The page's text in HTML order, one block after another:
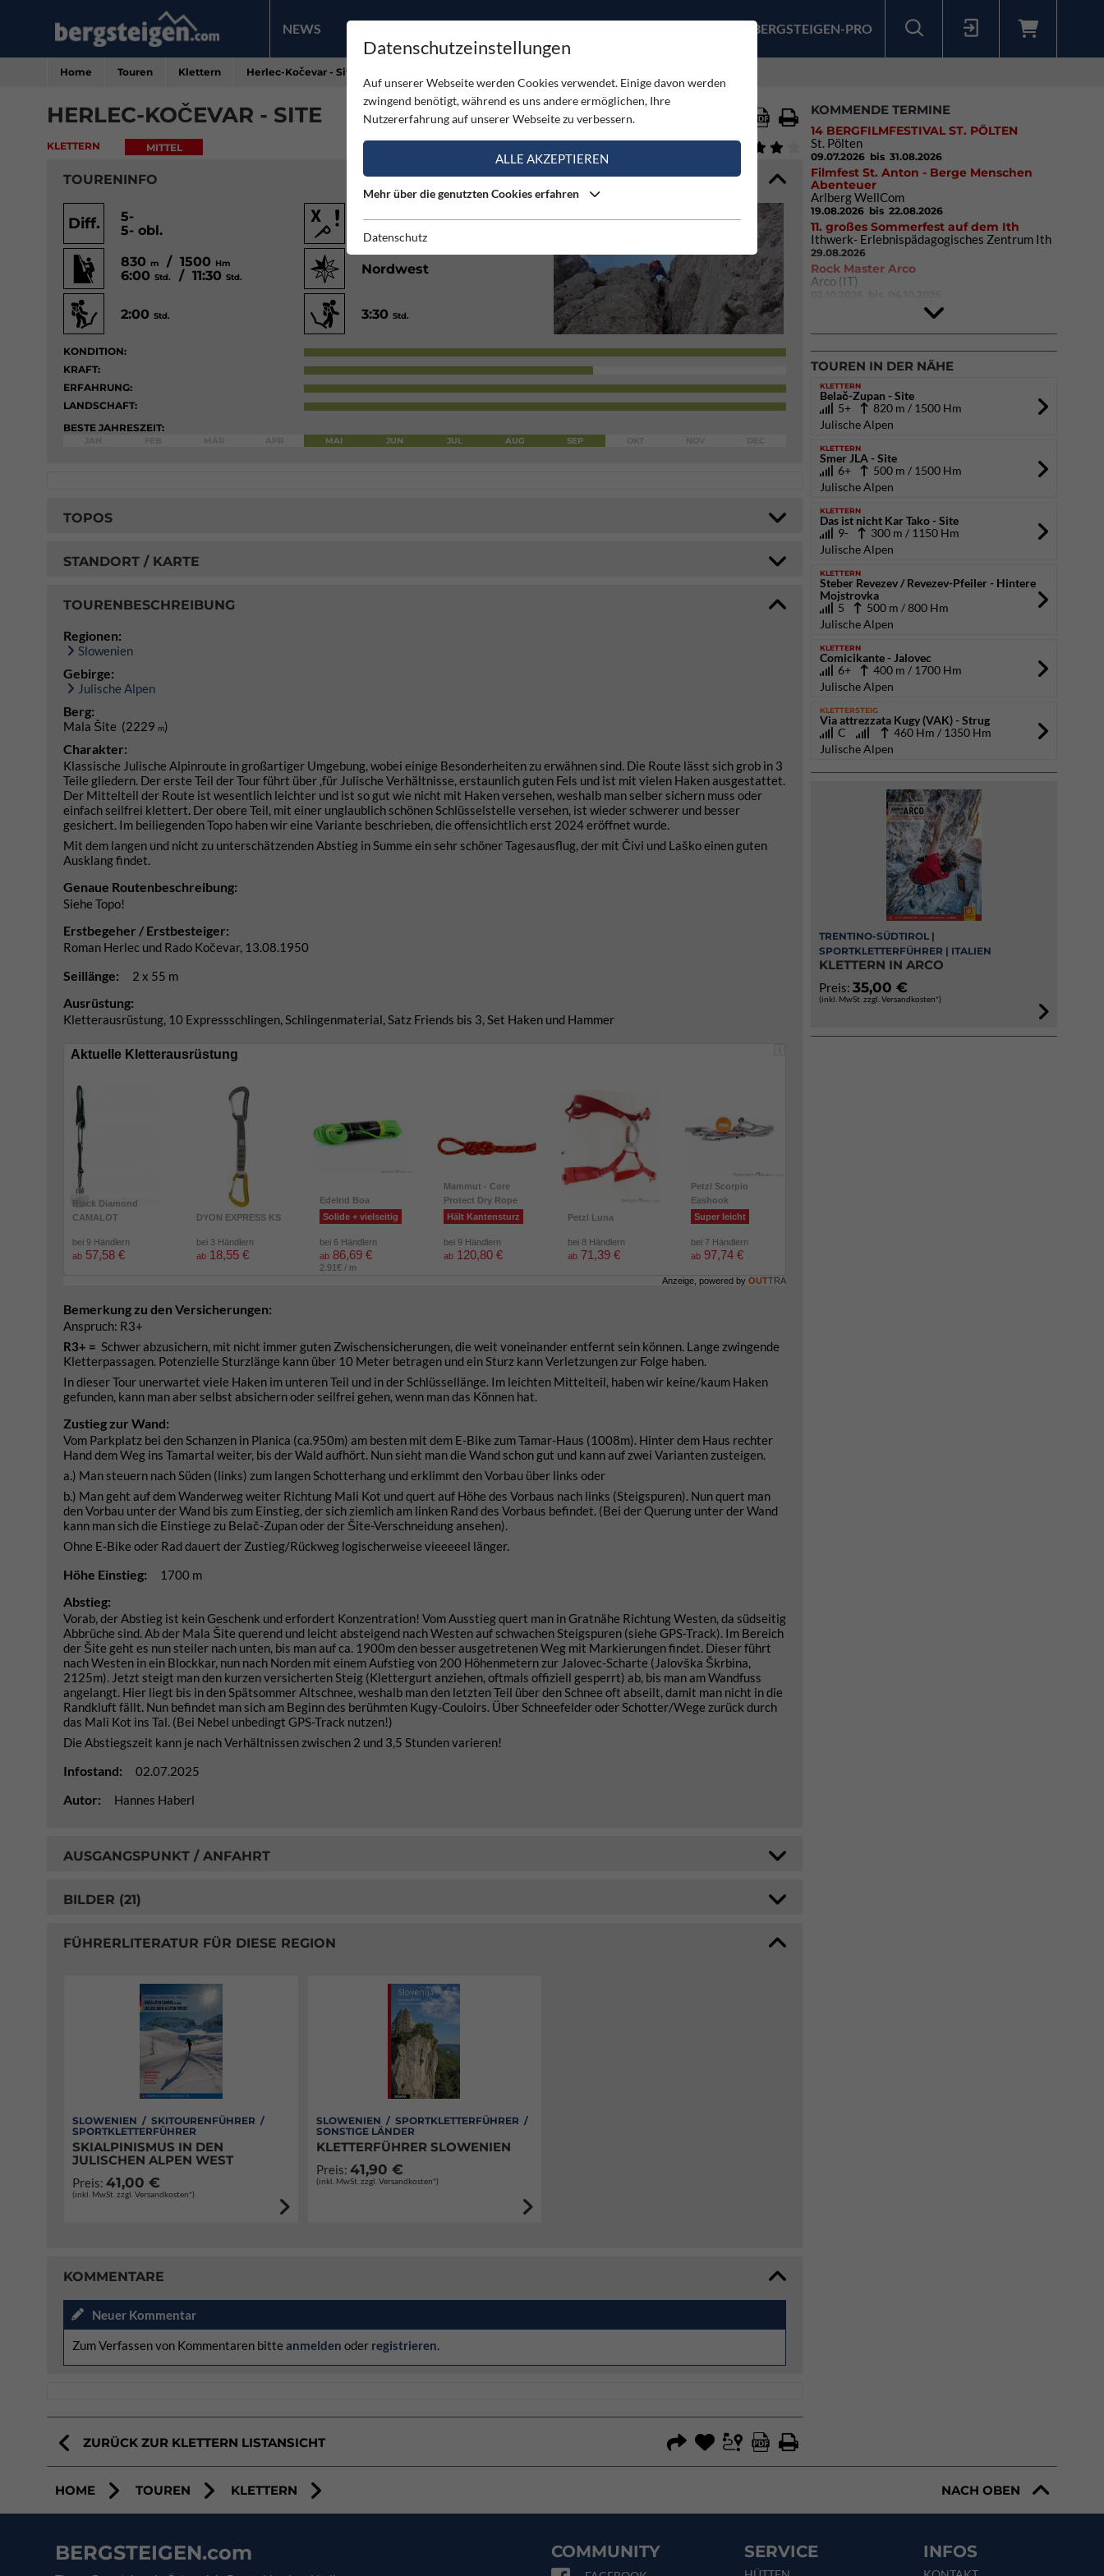
NEWS PRODUKTE BERGSTEIGEN-PRO
Home Touren Klettern Herlec-Kočevar - Site
HERLEC-KOČEVAR - SITE
KLETTERN MITTEL
TOURENINFO
Diff.
5-
5- obl.
Alpin
830m / 1500 Hm
6:00Std. / 11:30Std.
Nordwest
2:00Std. 3:30Std.
KONDITION:
KRAFT:
ERFAHRUNG:
LANDSCHAFT:
BESTE JAHRESZEIT:
MAI JUN JUL AUG SEP
TOPOS
STANDORT / KARTE
TOURENBESCHREIBUNG
Regionen:
Slowenien
Gebirge:
Julische Alpen
Berg:
Mala Šite (2229 m)
Charakter:
Klassische Julische Alpinroute in großartiger Umgebung, wobei einige Besonderheiten zu erwähnen sind. Die Route lässt sich grob in 3
Teile gliedern. Der erste Teil der Tour führt über ,für Julische Verhältnisse, erstaunlich guten Fels und ist mit vielen Haken ausgestattet.
Der Mittelteil der Route ist wesentlich leichter und ist so gut wie nicht mit Haken versehen, weshalb man selber sichern muss oder
einfach seilfrei klettert. Der obere Teil, mit einer unglaublich schönen Schlüsselstelle versehen, ist wieder schwerer und besser
gesichert. Im beiliegenden Topo haben wir eine Variante beschrieben, die offensichtlich erst 2024 eröffnet wurde.
Mit dem langen und nicht zu unterschätzenden Abstieg in Summe ein sehr schöner Tagesausflug, der mit Čivi und Laško einen guten
Ausklang findet.
Genaue Routenbeschreibung:
Siehe Topo!
Erstbegeher / Erstbesteiger:
Roman Herlec und Rado Kočevar, 13.08.1950
Seillänge: 2 x 55 m
Ausrüstung:
Kletterausrüstung, 10 Expressschlingen, Schlingenmaterial, Satz Friends bis 3, Set Haken und Hammer
i
Aktuelle Kletterausrüstung
Black Diamond
CAMALOT
bei 9 Händlern
ab 57,58 €
DYON EXPRESS KS
bei 3 Händlern
ab 18,55 €
Edelrid Boa
Solide + vielseitig
bei 6 Händlern
ab 86,69 €
2.91€ / m
Mammut - Core
Protect Dry Rope
Hält Kantensturz
bei 9 Händlern
ab 120,80 €
Petzl Luna
bei 8 Händlern
ab 71,39 €
Petzl Scorpio
Eashook
Super leicht
bei 7 Händlern
ab 97,74 €
Anzeige, powered by OUTTRA
Bemerkung zu den Versicherungen:
Anspruch: R3+
R3+ = Schwer abzusichern, mit nicht immer guten Zwischensicherungen, die weit voneinander entfernt sein können. Lange zwingende
Kletterpassagen. Potenzielle Sturzlänge kann über 10 Meter betragen und ein Sturz kann Verletzungen zur Folge haben.
In dieser Tour unerwartet viele Haken im unteren Teil und in der Schlüssellänge. Im leichten Mittelteil, haben wir keine/kaum Haken
gefunden, kann man aber selbst absichern oder seilfrei gehen, wenn man das Können hat.
Zustieg zur Wand:
Vom Parkplatz bei den Schanzen in Planica (ca.950m) am besten mit dem E-Bike zum Tamar-Haus (1008m). Hinter dem Haus rechter
Hand dem Weg ins Tamartal weiter, bis der Wald aufhört. Nun sieht man die Wand schon gut und kann auf zwei Varianten zusteigen.
a.) Man steuern nach Süden (links) zum langen Schotterhang und erklimmt den Vorbau über links oder
b.) Man geht auf dem Wanderweg weiter Richtung Mali Kot und quert auf Höhe des Vorbaus nach links (Steigspuren). Nun quert man
den Vorbau unter der Wand bis zum Einstieg, der sich ziemlich am linken Rand des Vorbaus befindet. (Bei der Querung unter der Wand
kann man sich die Einstiege zu Belač-Zupan oder der Šite-Verschneidung ansehen).
Ohne E-Bike oder Rad dauert der Zustieg/Rückweg logischerweise vieeeeel länger.
Höhe Einstieg: 1700 m
Abstieg:
Vorab, der Abstieg ist kein Geschenk und erfordert Konzentration! Vom Ausstieg quert man in Gratnähe Richtung Westen, da südseitig
Abbrüche sind. Ab der Mala Šite querend und leicht absteigend nach Westen auf schwachen Steigspuren (siehe GPS-Track). Im Bereich
der Šite geht es nun steiler nach unten, bis man auf ca. 1900m den besser ausgetretenen Weg mit Markierungen findet. Dieser führt
nach Westen in ein Blockkar, nun nach Norden mit einem Aufstieg von 200 Höhenmetern zur Jalovec-Scharte (Jalovška Škrbina,
2125m). Jetzt steigt man den kurzen versicherten Steig (Klettergurt anziehen, oftmals offiziell gesperrt) ab, bis man am Wandfuss
angelangt. Hier liegt bis in den Spätsommer Altschnee, weshalb man den letzten Teil über den Schnee oft abseilt, damit man nicht in die
Randkluft fällt. Nun befindet man sich am Beginn des berühmten Kugy-Couloirs. Über Schneefelder oder Schotter/Wege zurück durch
das Mali Kot ins Tal. (Bei Nebel unbedingt GPS-Track nutzen!)
Die Abstiegszeit kann je nach Verhältnissen zwischen 2 und 3,5 Stunden varieren!
Infostand: 02.07.2025
Autor: Hannes Haberl
AUSGANGSPUNKT / ANFAHRT
BILDER (21)
FÜHRERLITERATUR FÜR DIESE REGION
SLOWENIEN / SKITOURENFÜHRER /
SPORTKLETTERFÜHRER
SKIALPINISMUS IN DEN
JULISCHEN ALPEN WEST
Preis: 41,00 €
(inkl. MwSt. zzgl. Versandkosten*)
SLOWENIEN / SPORTKLETTERFÜHRER /
SONSTIGE LÄNDER
KLETTERFÜHRER SLOWENIEN
Preis: 41,90 €
(inkl. MwSt. zzgl. Versandkosten*)
KOMMENTARE
Neuer Kommentar
Zum Verfassen von Kommentaren bitte anmelden oder registrieren.
ZURÜCK ZUR KLETTERN LISTANSICHT
KOMMENDE TERMINE
14 BERGFILMFESTIVAL ST. PÖLTEN
St. Pölten
09.07.2026 bis 31.08.2026
Filmfest St. Anton - Berge Menschen
Abenteuer
Arlberg WellCom
19.08.2026 bis 22.08.2026
11. großes Sommerfest auf dem Ith
Ithwerk- Erlebnispädagogisches Zentrum Ith
29.08.2026
Rock Master Arco
Arco (IT)
9. Eiskletter Festival Osttirol
08.01.2027bis 10.01.2027
TOUREN IN DER NÄHE
KLETTERN
Belač-Zupan - Site
5+
820 m / 1500 Hm
Julische Alpen
KLETTERN
Smer JLA - Site
6+
500 m / 1500 Hm
Julische Alpen
KLETTERN
Das ist nicht Kar Tako - Site
9-
300 m / 1150 Hm
Julische Alpen
KLETTERN
Steber Revezev / Revezev-Pfeiler - Hintere
Mojstrovka
5
500 m / 800 Hm
Julische Alpen
KLETTERN
Comicikante - Jalovec
6+
400 m / 1700 Hm
Julische Alpen
KLETTERSTEIG
Via attrezzata Kugy (VAK) - Strug
C
460 Hm / 1350 Hm
Julische Alpen
TRENTINO-SÜDTIROL |
SPORTKLETTERFÜHRER | ITALIEN
KLETTERN IN ARCO
Preis: 35,00 €
(inkl. MwSt. zzgl. Versandkosten*)
HOME TOUREN KLETTERN NACH OBEN
BERGSTEIGEN.com COMMUNITY SERVICE INFOS
Datenschutzeinstellungen
Auf unserer Webseite werden Cookies verwendet. Einige davon werden
zwingend benötigt, während es uns andere ermöglichen, Ihre
Nutzererfahrung auf unserer Webseite zu verbessern.
ALLE AKZEPTIEREN
Mehr über die genutzten Cookies erfahren
Datenschutz